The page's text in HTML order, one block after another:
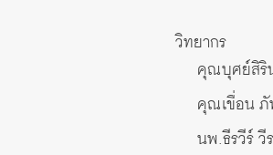
วิทยากร
คุณบุศย์สิริน
คุณเขื่อน ภั
นพ.ธีรวีร์ วี